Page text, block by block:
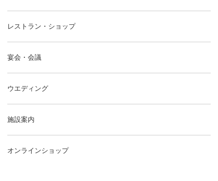
レストラン・ショップ
宴会・会議
ウエディング
施設案内
オンラインショップ